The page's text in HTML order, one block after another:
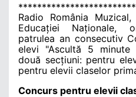
Radio România
Educației Naționale,
patrulea an consecutiv
elevi
"Ascultă 5 minute
două secțiuni: pentru
pentru elevii claselor
Concurs pentru elevii